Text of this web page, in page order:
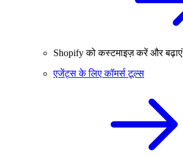
Shopify को कस्टमाइज़ करें और बढ़ाएं
एजेंट्स के लिए कॉमर्स टूल्स